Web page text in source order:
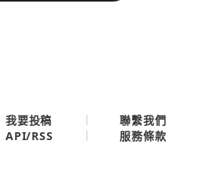
我要投稿
聯繫我們
API/RSS 服務條款